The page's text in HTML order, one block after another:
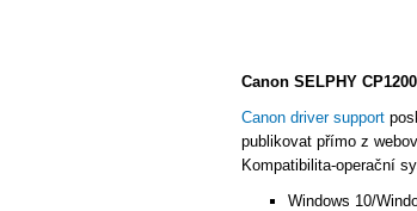
Canon SELPHY
Canon driver support
publikovat přímo z
Kompatibilita-operační
Windows 10/